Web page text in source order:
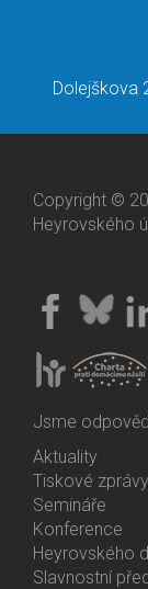
Dolejškova
Copyright ©
Heyrovského
Jsme
Bottom
Menu
Activities
Aktuality
Tiskové zprávy
Semináře
Konference
Heyrovského
Slavnostní